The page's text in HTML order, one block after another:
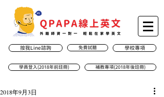
按我Line諮詢 免費試聽 學校專項
學員登入(2018年前註冊) 補教專項(2018年後註冊)
2018年9月3日